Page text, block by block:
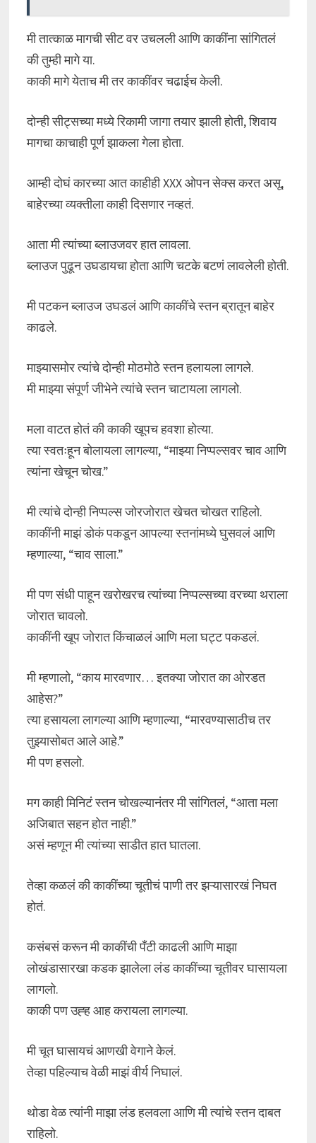
मी तात्काळ मागची सीट वर उचलली आणि काकींना सांगितलं
की तुम्ही मागे या.
काकी मागे येताच मी तर काकींवर चढाईच केली.
दोन्ही सीट्सच्या मध्ये रिकामी जागा तयार झाली होती, शिवाय
मागचा काचाही पूर्ण झाकला गेला होता.
आम्ही दोघं कारच्या आत काहीही XXX ओपन सेक्स करत असू,
बाहेरच्या व्यक्तीला काही दिसणार नव्हतं.
आता मी त्यांच्या ब्लाउजवर हात लावला.
ब्लाउज पुढून उघडायचा होता आणि चटके बटणं लावलेली होती.
मी पटकन ब्लाउज उघडलं आणि काकींचे स्तन ब्रातून बाहेर
काढले.
माझ्यासमोर त्यांचे दोन्ही मोठमोठे स्तन हलायला लागले.
मी माझ्या संपूर्ण जीभेने त्यांचे स्तन चाटायला लागलो.
मला वाटत होतं की काकी खूपच हवशा होत्या.
त्या स्वतःहून बोलायला लागल्या, “माझ्या निप्पल्सवर चाव आणि
त्यांना खेचून चोख.”
मी त्यांचे दोन्ही निप्पल्स जोरजोरात खेचत चोखत राहिलो.
काकींनी माझं डोकं पकडून आपल्या स्तनांमध्ये घुसवलं आणि
म्हणाल्या, “चाव साला.”
मी पण संधी पाहून खरोखरच त्यांच्या निप्पल्सच्या वरच्या थराला
जोरात चावलो.
काकींनी खूप जोरात किंचाळलं आणि मला घट्ट पकडलं.
मी म्हणालो, “काय मारवणार… इतक्या जोरात का ओरडत
आहेस?”
त्या हसायला लागल्या आणि म्हणाल्या, “मारवण्यासाठीच तर
तुझ्यासोबत आले आहे.”
मी पण हसलो.
मग काही मिनिटं स्तन चोखल्यानंतर मी सांगितलं, “आता मला
अजिबात सहन होत नाही.”
असं म्हणून मी त्यांच्या साडीत हात घातला.
तेव्हा कळलं की काकींच्या चूतीचं पाणी तर झऱ्यासारखं निघत
होतं.
कसंबसं करून मी काकींची पँटी काढली आणि माझा
लोखंडासारखा कडक झालेला लंड काकींच्या चूतीवर घासायला
लागलो.
काकी पण उह्ह आह करायला लागल्या.
मी चूत घासायचं आणखी वेगाने केलं.
तेव्हा पहिल्याच वेळी माझं वीर्य निघालं.
थोडा वेळ त्यांनी माझा लंड हलवला आणि मी त्यांचे स्तन दाबत
राहिलो.